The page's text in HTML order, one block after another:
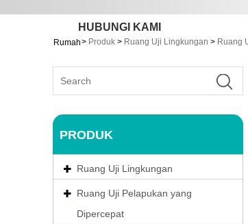
HUBUNGI KAMI
Rumah> Produk > Ruang Uji Lingkungan > Ruang
PRODUK
Ruang Uji Lingkungan
Ruang Uji Pelapukan yang
Dipercepat